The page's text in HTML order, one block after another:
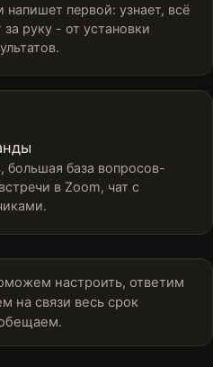
первой: узнает, всё
руку - от установки
большая база вопросов-
в Zoom, чат с
настроить, ответим
на связи весь срок